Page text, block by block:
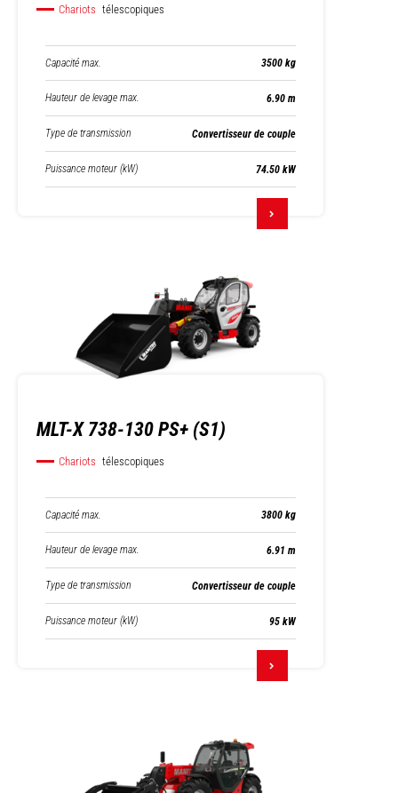
Chariots télescopiques
Capacité max. 3500 kg
Hauteur de levage max. 6.90 m
Type de transmission Convertisseur de couple
Puissance moteur (kW) 74.50 kW
MLT-X 738-130 PS+ (S1)
Chariots télescopiques
Capacité max. 3800 kg
Hauteur de levage max. 6.91 m
Type de transmission Convertisseur de couple
Puissance moteur (kW) 95 kW